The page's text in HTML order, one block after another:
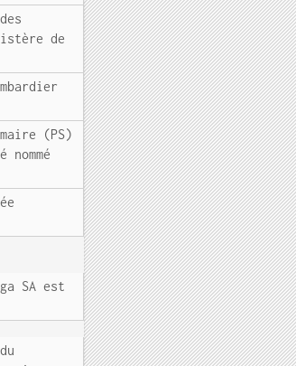
de
(PS)
SA est